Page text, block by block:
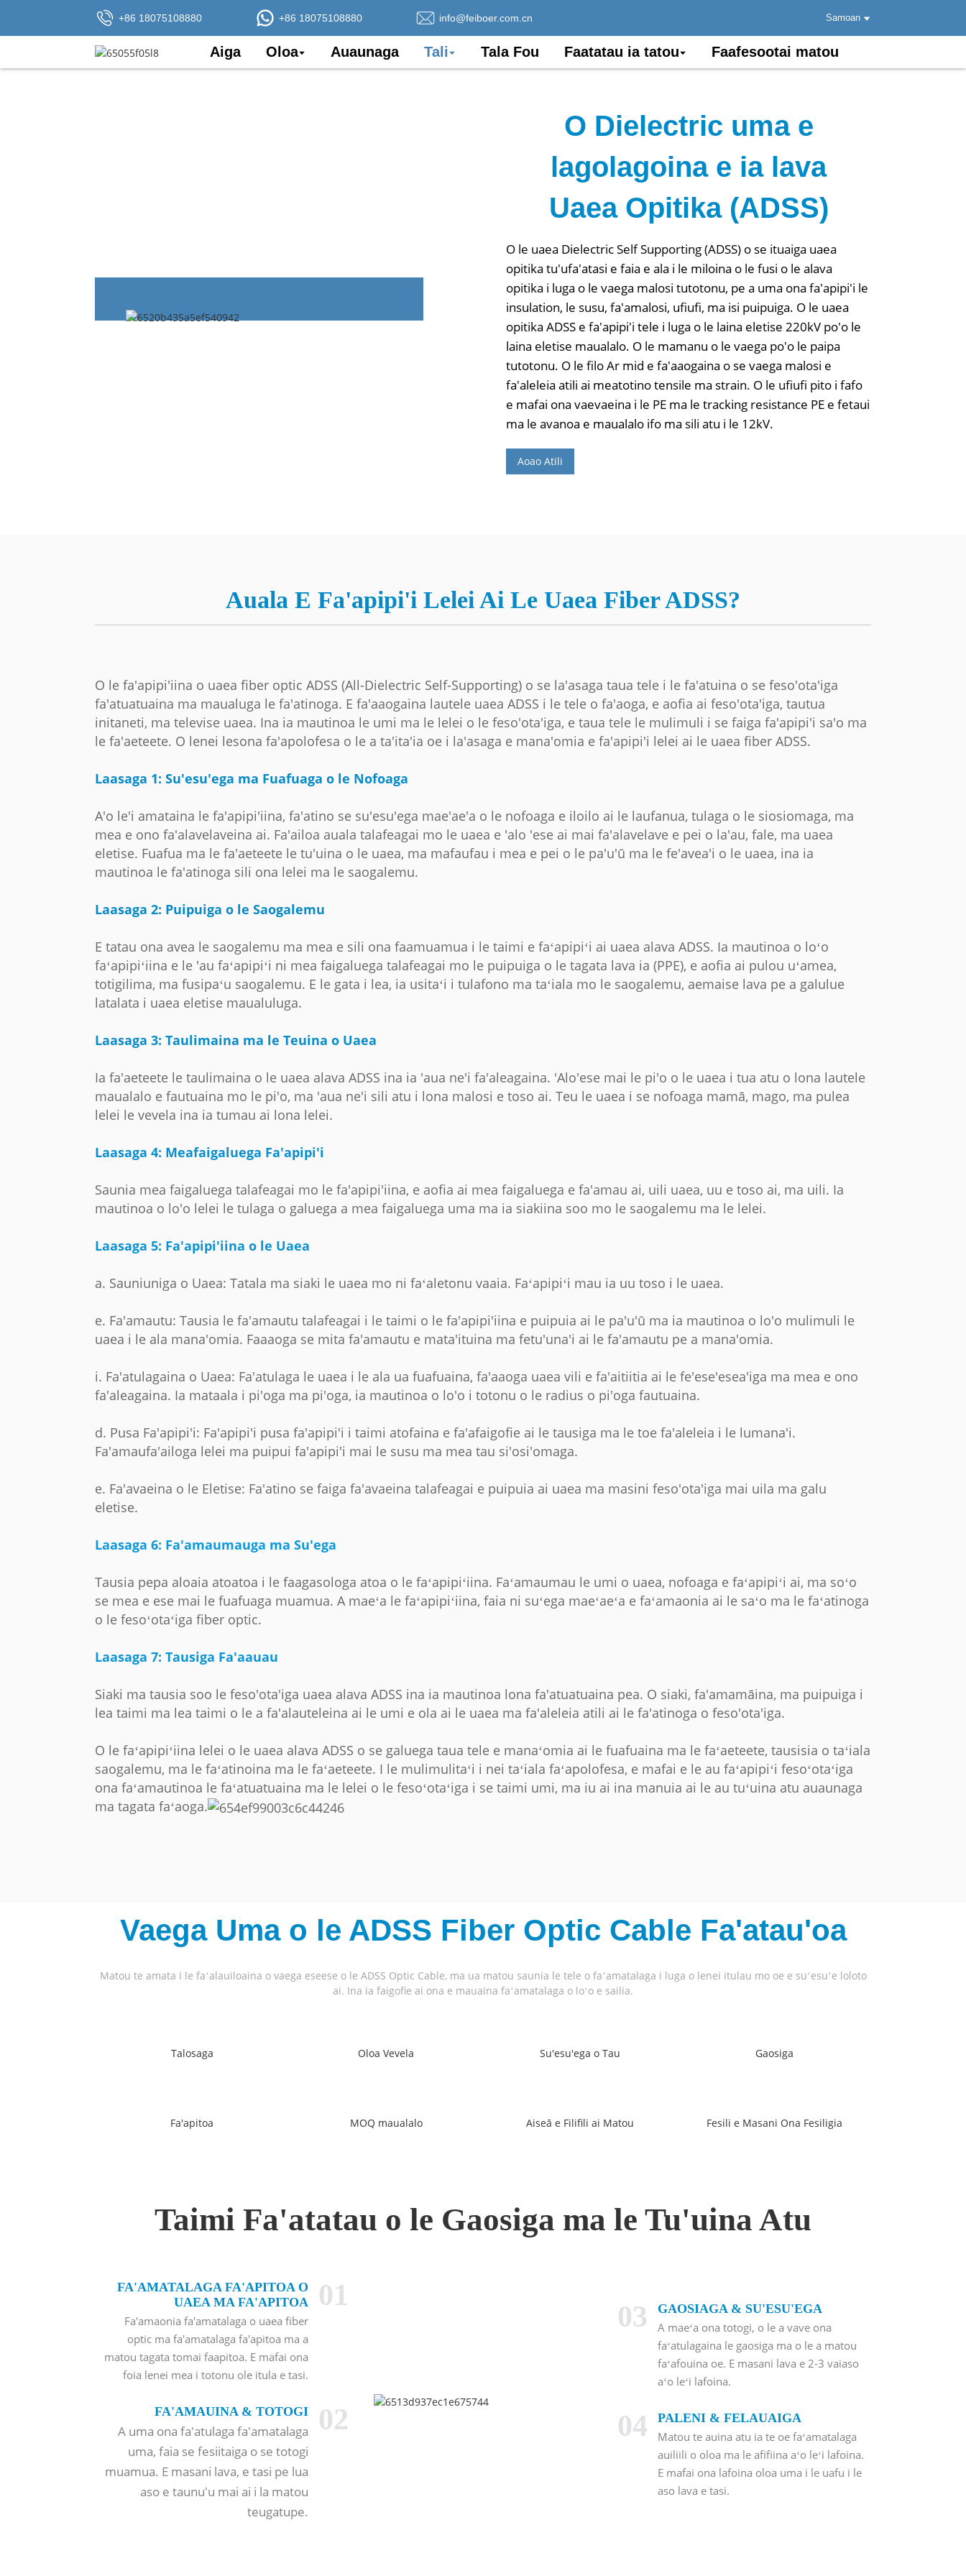
+86 18075108880 +86 18075108880 info@feiboer.com.cn Samoan
Aiga Oloa Auaunaga Tali Tala Fou Faatatau ia tatou Faafesootai matou
O Dielectric uma e
lagolagoina e ia lava
Uaea Opitika (ADSS)
O le uaea Dielectric Self Supporting (ADSS) o se ituaiga uaea
opitika tu'ufa'atasi e faia e ala i le miloina o le fusi o le alava
opitika i luga o le vaega malosi tutotonu, pe a uma ona fa'apipi'i le
insulation, le susu, fa'amalosi, ufiufi, ma isi puipuiga. O le uaea
opitika ADSS e fa'apipi'i tele i luga o le laina eletise 220kV po'o le
laina eletise maualalo. O le mamanu o le vaega po'o le paipa
tutotonu. O le filo Ar mid e fa'aaogaina o se vaega malosi e
fa'aleleia atili ai meatotino tensile ma strain. O le ufiufi pito i fafo
e mafai ona vaevaeina i le PE ma le tracking resistance PE e fetaui
ma le avanoa e maualalo ifo ma sili atu i le 12kV.
Aoao Atili
Auala E Fa'apipi'i Lelei Ai Le Uaea Fiber ADSS?
O le fa'apipi'iina o uaea fiber optic ADSS (All-Dielectric Self-Supporting) o se la'asaga taua tele i le fa'atuina o se feso'ota'iga
fa'atuatuaina ma maualuga le fa'atinoga. E fa'aaogaina lautele uaea ADSS i le tele o fa'aoga, e aofia ai feso'ota'iga, tautua
initaneti, ma televise uaea. Ina ia mautinoa le umi ma le lelei o le feso'ota'iga, e taua tele le mulimuli i se faiga fa'apipi'i sa'o ma
le fa'aeteete. O lenei lesona fa'apolofesa o le a ta'ita'ia oe i la'asaga e mana'omia e fa'apipi'i lelei ai le uaea fiber ADSS.
Laasaga 1: Su'esu'ega ma Fuafuaga o le Nofoaga
A'o le'i amataina le fa'apipi'iina, fa'atino se su'esu'ega mae'ae'a o le nofoaga e iloilo ai le laufanua, tulaga o le siosiomaga, ma
mea e ono fa'alavelaveina ai. Fa'ailoa auala talafeagai mo le uaea e 'alo 'ese ai mai fa'alavelave e pei o la'au, fale, ma uaea
eletise. Fuafua ma le fa'aeteete le tu'uina o le uaea, ma mafaufau i mea e pei o le pa'u'ū ma le fe'avea'i o le uaea, ina ia
mautinoa le fa'atinoga sili ona lelei ma le saogalemu.
Laasaga 2: Puipuiga o le Saogalemu
E tatau ona avea le saogalemu ma mea e sili ona faamuamua i le taimi e faʻapipiʻi ai uaea alava ADSS. Ia mautinoa o loʻo
faʻapipiʻiina e le 'au faʻapipiʻi ni mea faigaluega talafeagai mo le puipuiga o le tagata lava ia (PPE), e aofia ai pulou uʻamea,
totigilima, ma fusipaʻu saogalemu. E le gata i lea, ia usitaʻi i tulafono ma taʻiala mo le saogalemu, aemaise lava pe a galulue
latalata i uaea eletise maualuluga.
Laasaga 3: Taulimaina ma le Teuina o Uaea
Ia fa'aeteete le taulimaina o le uaea alava ADSS ina ia 'aua ne'i fa'aleagaina. 'Alo'ese mai le pi'o o le uaea i tua atu o lona lautele
maualalo e fautuaina mo le pi'o, ma 'aua ne'i sili atu i lona malosi e toso ai. Teu le uaea i se nofoaga mamā, mago, ma pulea
lelei le vevela ina ia tumau ai lona lelei.
Laasaga 4: Meafaigaluega Fa'apipi'i
Saunia mea faigaluega talafeagai mo le fa'apipi'iina, e aofia ai mea faigaluega e fa'amau ai, uili uaea, uu e toso ai, ma uili. Ia
mautinoa o lo'o lelei le tulaga o galuega a mea faigaluega uma ma ia siakiina soo mo le saogalemu ma le lelei.
Laasaga 5: Fa'apipi'iina o le Uaea
a. Sauniuniga o Uaea: Tatala ma siaki le uaea mo ni faʻaletonu vaaia. Faʻapipiʻi mau ia uu toso i le uaea.
e. Fa'amautu: Tausia le fa'amautu talafeagai i le taimi o le fa'apipi'iina e puipuia ai le pa'u'ū ma ia mautinoa o lo'o mulimuli le
uaea i le ala mana'omia. Faaaoga se mita fa'amautu e mata'ituina ma fetu'una'i ai le fa'amautu pe a mana'omia.
i. Fa'atulagaina o Uaea: Fa'atulaga le uaea i le ala ua fuafuaina, fa'aaoga uaea vili e fa'aitiitia ai le fe'ese'esea'iga ma mea e ono
fa'aleagaina. Ia mataala i pi'oga ma pi'oga, ia mautinoa o lo'o i totonu o le radius o pi'oga fautuaina.
d. Pusa Fa'apipi'i: Fa'apipi'i pusa fa'apipi'i i taimi atofaina e fa'afaigofie ai le tausiga ma le toe fa'aleleia i le lumana'i.
Fa'amaufa'ailoga lelei ma puipui fa'apipi'i mai le susu ma mea tau si'osi'omaga.
e. Fa'avaeina o le Eletise: Fa'atino se faiga fa'avaeina talafeagai e puipuia ai uaea ma masini feso'ota'iga mai uila ma galu
eletise.
Laasaga 6: Fa'amaumauga ma Su'ega
Tausia pepa aloaia atoatoa i le faagasologa atoa o le faʻapipiʻiina. Faʻamaumau le umi o uaea, nofoaga e faʻapipiʻi ai, ma soʻo
se mea e ese mai le fuafuaga muamua. A maeʻa le faʻapipiʻiina, faia ni suʻega maeʻaeʻa e faʻamaonia ai le saʻo ma le faʻatinoga
o le fesoʻotaʻiga fiber optic.
Laasaga 7: Tausiga Fa'aauau
Siaki ma tausia soo le feso'ota'iga uaea alava ADSS ina ia mautinoa lona fa'atuatuaina pea. O siaki, fa'amamāina, ma puipuiga i
lea taimi ma lea taimi o le a fa'alauteleina ai le umi e ola ai le uaea ma fa'aleleia atili ai le fa'atinoga o feso'ota'iga.
O le faʻapipiʻiina lelei o le uaea alava ADSS o se galuega taua tele e manaʻomia ai le fuafuaina ma le faʻaeteete, tausisia o taʻiala
saogalemu, ma le faʻatinoina ma le faʻaeteete. I le mulimulitaʻi i nei taʻiala faʻapolofesa, e mafai e le au faʻapipiʻi fesoʻotaʻiga
ona faʻamautinoa le faʻatuatuaina ma le lelei o le fesoʻotaʻiga i se taimi umi, ma iu ai ina manuia ai le au tuʻuina atu auaunaga
ma tagata faʻaoga.
Vaega Uma o le ADSS Fiber Optic Cable Fa'atau'oa
Matou te amata i le faʻalauiloaina o vaega eseese o le ADSS Optic Cable, ma ua matou saunia le tele o faʻamatalaga i luga o lenei itulau mo oe e suʻesuʻe loloto
ai. Ina ia faigofie ai ona e mauaina faʻamatalaga o loʻo e sailia.
Talosaga Oloa Vevela Su'esu'ega o Tau Gaosiga
Fa'apitoa MOQ maualalo Aiseā e Filifili ai Matou Fesili e Masani Ona Fesiligia
Taimi Fa'atatau o le Gaosiga ma le Tu'uina Atu
01
FA'AMATALAGA FA'APITOA O
UAEA MA FA'APITOA
Fa'amaonia fa'amatalaga o uaea fiber
optic ma fa'amatalaga fa'apitoa ma a
matou tagata tomai faapitoa. E mafai ona
foia lenei mea i totonu ole itula e tasi.
02
FA'AMAUINA & TOTOGI
A uma ona fa'atulaga fa'amatalaga
uma, faia se fesiitaiga o se totogi
muamua. E masani lava, e tasi pe lua
aso e taunu'u mai ai i la matou
teugatupe.
03 GAOSIAGA & SU'ESU'EGA
A maeʻa ona totogi, o le a vave ona
faʻatulagaina le gaosiga ma o le a matou
faʻafouina oe. E masani lava e 2-3 vaiaso
aʻo leʻi lafoina.
04 PALENI & FELAUAIGA
Matou te auina atu ia te oe faʻamatalaga
auiliili o oloa ma le afifiina aʻo leʻi lafoina.
E mafai ona lafoina oloa uma i le uafu i le
aso lava e tasi.